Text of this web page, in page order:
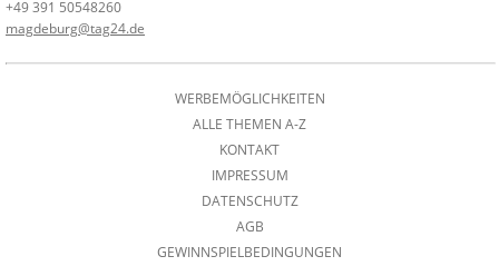
+49 391 50548260
magdeburg@tag24.de
WERBEMÖGLICHKEITEN
ALLE THEMEN A-Z
KONTAKT
IMPRESSUM
DATENSCHUTZ
AGB
GEWINNSPIELBEDINGUNGEN